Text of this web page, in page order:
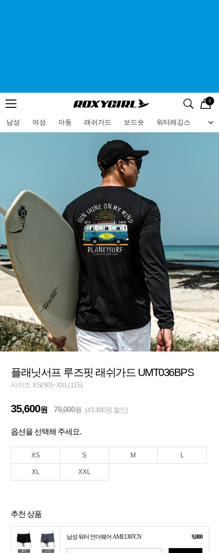
메뉴 검색
로고 0
남성 여성 아동 래쉬가드 보드숏 워터레깅스 비
메뉴
플래닛서프 루즈핏 래쉬가드 UMT036BPS
사이즈 XS(90)~XXL(115)
35,600원 79,000원 (43,400원 할인)
옵션을 선택해 주세요.
XS S M L
XL XXL
추천 상품
남성 워터 언더웨어 AME1397CN 9,800